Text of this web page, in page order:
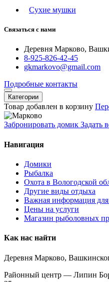
Сухие мушки
Связаться с нами
Деревня Марково,
8-925-826-42-45
gkmarkovo@gmail.com
Подробные контакты
Категории
Товар добавлен в корзину
Забронировать домик Задать
Навигация
Домики
Рыбалка
Охота в Вологодской
Другие виды отдыха
Важная информация для
Цены на услуги
Магазин рыболовных
Как нас найти
Деревня Марково,
Районный центр — Липин